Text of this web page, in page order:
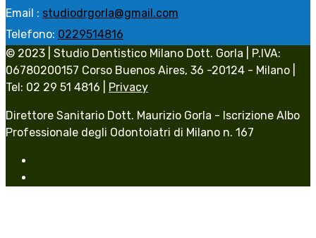
Email : studiodrgorla@gmail.com
Telefono: 0229514816
© 2023 | Studio Dentistico Milano Dott. Gorla | P.IVA:
06780200157 Corso Buenos Aires, 36 -20124 - Milano |
Tel: 02 29 51 4816 |
Privacy
Direttore Sanitario Dott. Maurizio Gorla - Iscrizione Albo
Professionale degli Odontoiatri di Milano n. 167